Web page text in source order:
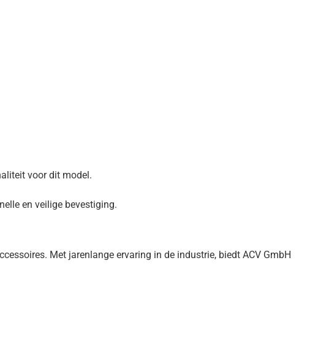
voor dit model.
en veilige bevestiging.
Met jarenlange ervaring in de industrie, biedt ACV GmbH